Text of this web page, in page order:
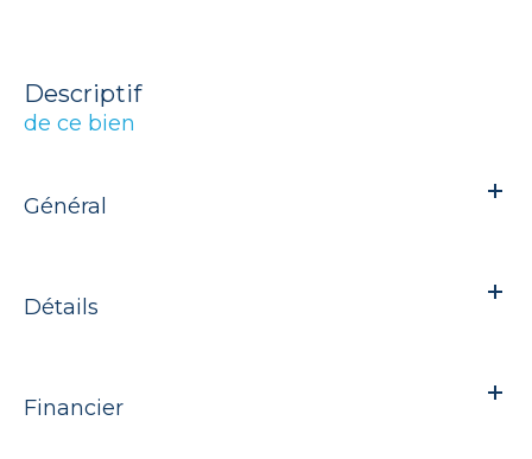
descriptif
de ce bien
Général
Détails
Financier